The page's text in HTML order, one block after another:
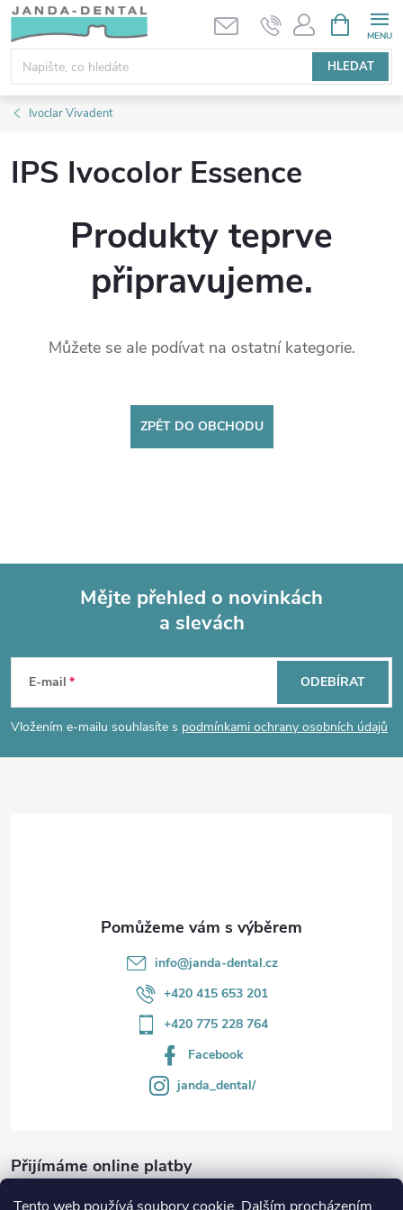
Přejít
obsah
HLEDAT
NÁKUPNÍ
KOŠÍK
Ivoclar Vivadent
IPS Ivocolor Essence
Produkty teprve
připravujeme.
Můžete se ale podívat na ostatní kategorie.
ZPĚT DO OBCHODU
p
Mějte přehled o novinkách
a slevách
E-mail
Vložením e-mailu souhlasíte s podmínkami ochrany osobních údajů
ODEBÍRAT
info@janda-dental.cz
+420 415 653 201
+420 775 228 764
Facebook
janda_dental/
Přijímáme online platby